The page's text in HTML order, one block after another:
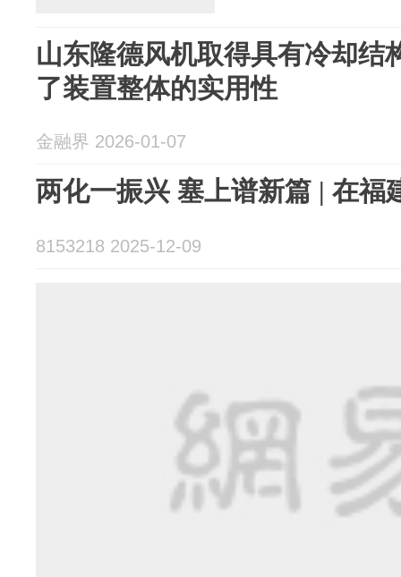
山东隆德风机取得具有冷却结
了装置整体的实用性
金融界 2026-01-07
两化一振兴 塞上谱新篇 | 在福
8153218 2025-12-09